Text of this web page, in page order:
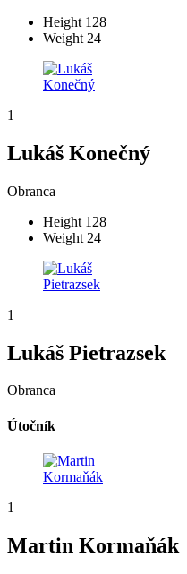
Height 128
Weight 24
1
Lukáš Konečný
Obranca
Height 128
Weight 24
1
Lukáš Pietrazsek
Obranca
Útočník
1
Martin Kormaňák